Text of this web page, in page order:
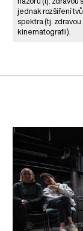
jednak rozšíření
spektra (tj. zdravou
kinematografii).